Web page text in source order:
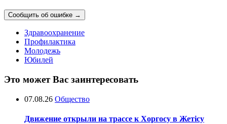
Сообщить об ошибке →
Здравоохранение
Профилактика
Молодежь
Юбилей
Это может Вас заинтересовать
07.08.26 Общество
Движение открыли на трассе к Хоргосу в Жетісу